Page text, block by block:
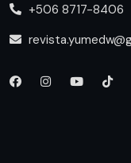
+506 8717-8406